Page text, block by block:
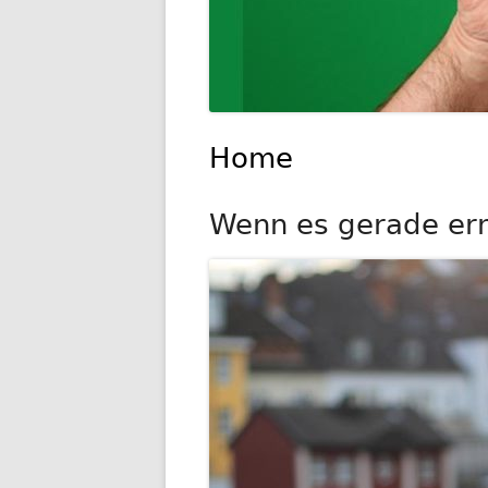
Home
Wenn es gerade